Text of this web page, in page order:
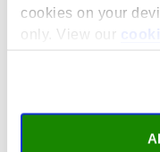
cookies on your
only. View our